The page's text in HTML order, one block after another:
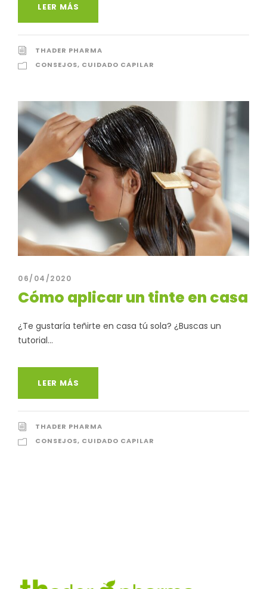
LEER MÁS
THADER PHARMA
CONSEJOS, CUIDADO CAPILAR
06/04/2020
Cómo aplicar un tinte en casa
¿Te gustaría teñirte en casa tú sola? ¿Buscas un
tutorial...
LEER MÁS
THADER PHARMA
CONSEJOS, CUIDADO CAPILAR